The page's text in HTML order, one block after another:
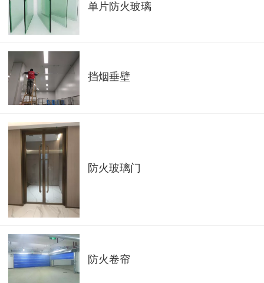
单片防火玻璃
挡烟垂壁
防火玻璃门
防火卷帘